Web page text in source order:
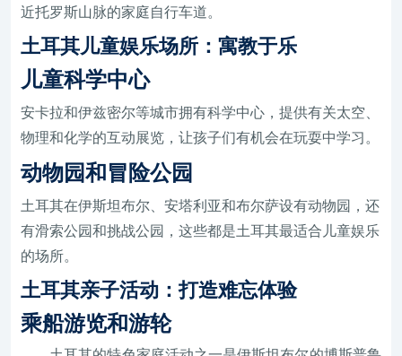
近托罗斯山脉的家庭自行车道。
土耳其儿童娱乐场所：寓教于乐
儿童科学中心
安卡拉和伊兹密尔等城市拥有科学中心，提供有关太空、
物理和化学的互动展览，让孩子们有机会在玩耍中学习。
动物园和冒险公园
土耳其在伊斯坦布尔、安塔利亚和布尔萨设有动物园，还
有滑索公园和挑战公园，这些都是土耳其最适合儿童娱乐
的场所。
土耳其亲子活动：打造难忘体验
乘船游览和游轮